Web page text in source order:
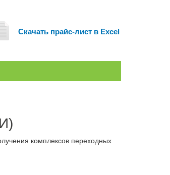
Cкачать прайс-лист в Excel
комплексов переходных